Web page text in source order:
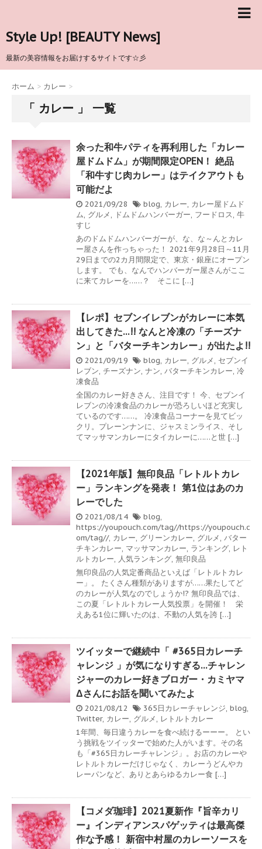
Style Up! [BEAUTY News]
最新の美容情報をお届けするサイトです☆彡
ホーム > カレー >
「 カレー 」 一覧
余った和牛パティを再利用した「カレー
屋ドムドム」が期間限定OPEN！ 絶品
「和牛すじ肉カレー」はテイクアウトも
可能だよ
2021/09/28 blog, カレー, カレー屋ドムド
ム, グルメ, ドムドムハンバーガー, フードロス, 牛
すじ
あのドムドムハンバーガーが、な、な～んとカレ
ー屋さんを作っちゃった！ 2021年9月28日～11月
29日までの2カ月間限定で、東京・銀座にオープン
します。 でも、なんでハンバーガー屋さんがここ
に来てカレーを……？ そこに […]
【レポ】セブンイレブンがカレーに本気
出してきた…!! なんと冷凍の「チーズナ
ン」と「バターチキンカレー」が出たよ!!
2021/09/19 blog, カレー, グルメ, セブンイ
レブン, チーズナン, ナン, バターチキンカレー, 冷
凍食品
全国のカレー好きさん、注目です！ 今、セブンイ
レブンの冷凍食品のカレーが恐ろしいほど充実し
ているのです……。 冷凍食品コーナーを見てビッ
クリ。プレーンナンに、ジャスミンライス、そし
てマッサマンカレーにタイカレーに……と世 […]
【2021年版】無印良品「レトルトカレ
ー」ランキングを発表！ 第1位はあのカ
レーでした
2021/08/14 blog,
https://youpouch.com/tag//https://youpouch.c
om/tag//, カレー, グリーンカレー, グルメ, バター
チキンカレー, マッサマンカレー, ランキング, レト
ルトカレー, 人気ランキング, 無印良品
無印良品の人気定番商品といえば「レトルトカレ
ー」。 たくさん種類がありますが……果たしてど
のカレーが人気なのでしょうか!? 無印良品では、
この夏「レトルトカレー人気投票」を開催！ 栄
えある1位に輝いたのは、不動の人気を誇 […]
ツイッターで継続中「 #365日カレーチ
ャレンジ 」が気になりすぎる…チャレン
ジャーのカレー好きブロガー・カミヤマ
Δさんにお話を聞いてみたよ
2021/08/12 365日カレーチャレンジ, blog,
Twitter, カレー, グルメ, レトルトカレー
1年間、毎日違うカレーを食べ続けるーーー。 とい
う挑戦をツイッターで始めた人がいます。その名
も「#365日カレーチャレンジ」。お店のカレーや
レトルトカレーだけじゃなく、カレーうどんやカ
レーパンなど、ありとあらゆるカレー食 […]
【コメダ珈琲】2021夏新作『旨辛カリ
ー』インディアンスパゲッティは最高傑
作な予感！ 新宿中村屋のカレーソースを